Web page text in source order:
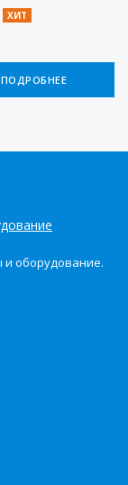
ХИТ
ПОДРОБНЕЕ
и оборудование.